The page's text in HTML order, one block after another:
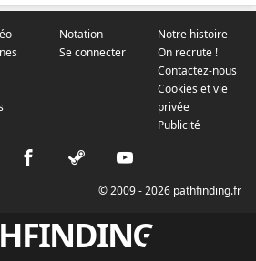
Notation
Se connecter
Notre histoire
On recrute !
Contactez-nous
Cookies et vie
privée
Publicité
© 2009 - 2026 pathfinding.fr